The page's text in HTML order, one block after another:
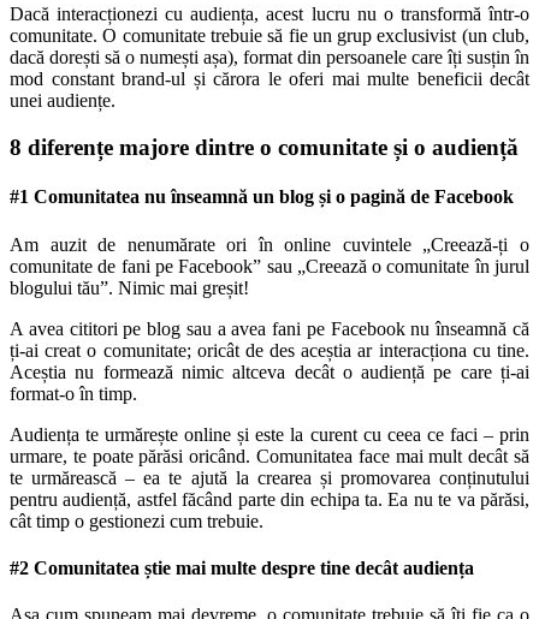
Dacă interacționezi cu audiența, acest lucru nu o transformă într-o
comunitate. O comunitate trebuie să fie un grup exclusivist (un club,
dacă dorești să o numești așa), format din persoanele care îți susțin în
mod constant brand-ul și cărora le oferi mai multe beneficii decât
unei audiențe.
8 diferențe majore dintre o comunitate și o audiență
#1 Comunitatea nu înseamnă un blog și o pagină de Facebook
Am auzit de nenumărate ori în online cuvintele „Creează-ți o
comunitate de fani pe Facebook” sau „Creează o comunitate în jurul
blogului tău”. Nimic mai greșit!
A avea cititori pe blog sau a avea fani pe Facebook nu înseamnă că
ți-ai creat o comunitate; oricât de des aceștia ar interacționa cu tine.
Aceștia nu formează nimic altceva decât o audiență pe care ți-ai
format-o în timp.
Audiența te urmărește online și este la curent cu ceea ce faci – prin
urmare, te poate părăsi oricând. Comunitatea face mai mult decât să
te urmărească – ea te ajută la crearea și promovarea conținutului
pentru audiență, astfel făcând parte din echipa ta. Ea nu te va părăsi,
cât timp o gestionezi cum trebuie.
#2 Comunitatea știe mai multe despre tine decât audiența
Așa cum spuneam mai devreme, o comunitate trebuie să îți fie ca o